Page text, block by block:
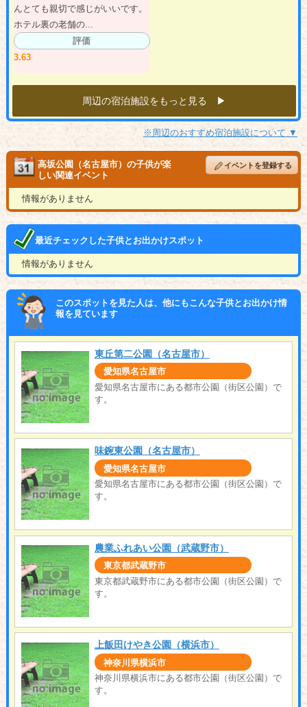
んとても親切で感じがいいです。
ホテル裏の老舗の...
評価
3.63
周辺の宿泊施設をもっと見る ▶︎
※周辺のおすすめ宿泊施設について ▼
高坂公園（名古屋市）の子供が楽
しい関連イベント
イベントを登録する
情報がありません
最近チェックした子供とお出かけスポット
情報がありません
このスポットを見た人は、他にもこんな子供とお出かけ情
報を見ています
東丘第二公園（名古屋市）
愛知県名古屋市
愛知県名古屋市にある都市公園（街区公園）で
す。
味鋺東公園（名古屋市）
愛知県名古屋市
愛知県名古屋市にある都市公園（街区公園）で
す。
農業ふれあい公園（武蔵野市）
東京都武蔵野市
東京都武蔵野市にある都市公園（街区公園）で
す。
上飯田けやき公園（横浜市）
神奈川県横浜市
神奈川県横浜市にある都市公園（街区公園）で
す。